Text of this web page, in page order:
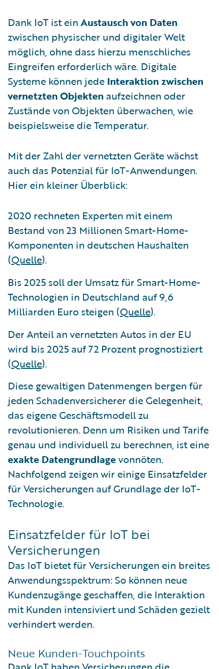
Dank IoT ist ein Austausch von Daten
zwischen physischer und digitaler Welt
möglich, ohne dass hierzu menschliches
Eingreifen erforderlich wäre. Digitale
Systeme können jede Interaktion zwischen
vernetzten Objekten aufzeichnen oder
Zustände von Objekten überwachen, wie
beispielsweise die Temperatur.
Mit der Zahl der vernetzten Geräte wächst
auch das Potenzial für IoT-Anwendungen.
Hier ein kleiner Überblick:
2020 rechneten Experten mit einem
Bestand von 23 Millionen Smart-Home-
Komponenten in deutschen Haushalten
(Quelle).
Bis 2025 soll der Umsatz für Smart-Home-
Technologien in Deutschland auf 9,6
Milliarden Euro steigen (Quelle).
Der Anteil an vernetzten Autos in der EU
wird bis 2025 auf 72 Prozent prognostiziert
(Quelle).
Diese gewaltigen Datenmengen bergen für
jeden Schadenversicherer die Gelegenheit,
das eigene Geschäftsmodell zu
revolutionieren. Denn um Risiken und Tarife
genau und individuell zu berechnen, ist eine
exakte Datengrundlagevonnöten.
Nachfolgend zeigen wir einige Einsatzfelder
für Versicherungen auf Grundlage der IoT-
Technologie.
Einsatzfelder für IoT bei
Versicherungen
Das IoT bietet für Versicherungen ein breites
Anwendungsspektrum: So können neue
Kundenzugänge geschaffen, die Interaktion
mit Kunden intensiviert und Schäden gezielt
verhindert werden.
Neue Kunden-Touchpoints